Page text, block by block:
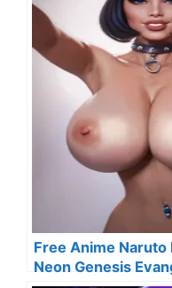
Free Anime
Neon Genesis